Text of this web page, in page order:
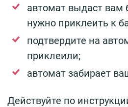
автомат выдаст вам
нужно приклеить к
подтвердите на
приклеили;
автомат забирает
Действуйте по